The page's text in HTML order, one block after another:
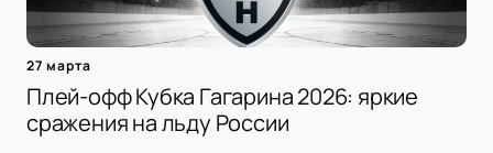
27 марта
Плей-офф Кубка Гагарина 2026: яркие
сражения на льду России